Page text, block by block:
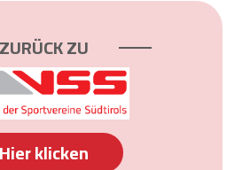
ZURÜCK ZU
Hier klicken